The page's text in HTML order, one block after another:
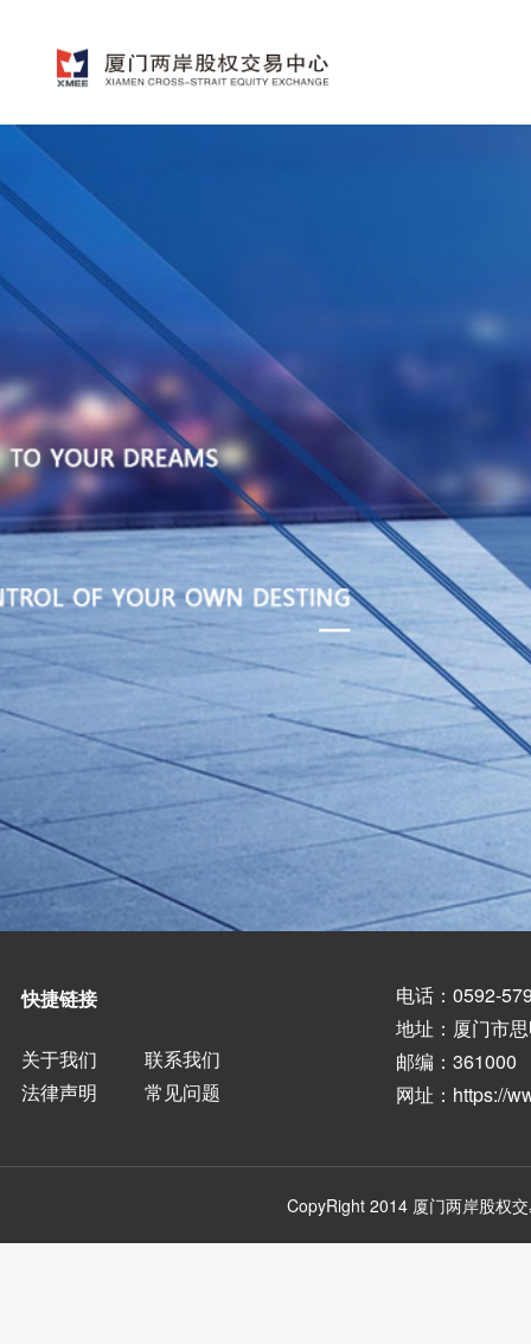
快捷链接
关于我们
联系我们
法律声明
常见问题
电话：0592-
地址：厦门市
邮编：361000
网址： https://
CopyRight 2014 厦门两岸股权